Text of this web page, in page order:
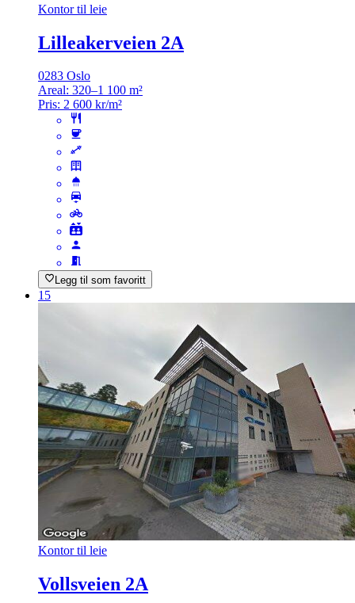
Kontor til leie
Lilleakerveien 2A
0283 Oslo
Areal: 320–1 100 m²
Pris: 2 600 kr/m²
Legg til som favoritt
15
Kontor til leie
Vollsveien 2A